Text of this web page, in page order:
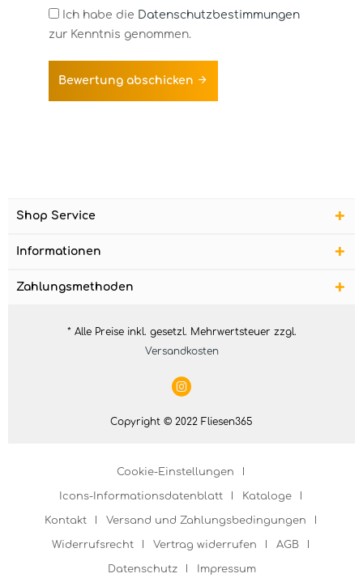
Ich habe die Datenschutzbestimmungen
zur Kenntnis genommen.
Bewertung abschicken
Shop Service
Informationen
Zahlungsmethoden
* Alle Preise inkl. gesetzl. Mehrwertsteuer zzgl.
Versandkosten
Copyright © 2022 Fliesen365
Cookie-Einstellungen
Icons-Informationsdatenblatt Kataloge
Kontakt Versand und Zahlungsbedingungen
Widerrufsrecht Vertrag widerrufen AGB
Datenschutz Impressum